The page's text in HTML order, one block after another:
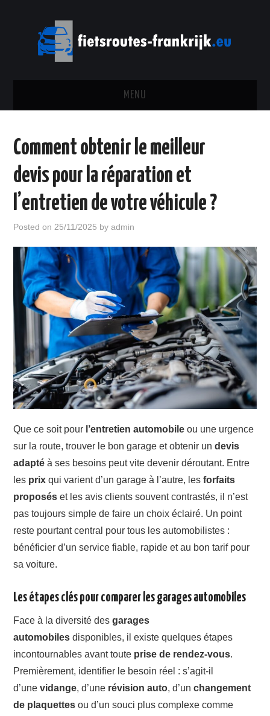
MENU
TOURNOIS
PILOTES
Comment obtenir le meilleur
devis pour la réparation et
l’entretien de votre véhicule ?
Posted on25/11/2025 byadmin
Que ce soit pour l’entretien automobile ou une urgence
sur la route, trouver le bon garage et obtenir undevis
adapté à ses besoins peut vite devenir déroutant. Entre
les prix qui varient d’un garage à l’autre, lesforfaits
proposés et les avis clients souvent contrastés, il n’est
pas toujours simple de faire un choix éclairé. Un point
reste pourtant central pour tous les automobilistes :
bénéficier d’un service fiable, rapide et au bon tarif pour
sa voiture.
Les étapes clés pour comparer les garages automobiles
Face à la diversité desgarages
automobiles disponibles, il existe quelques étapes
incontournables avant toute prise de rendez-vous.
Premièrement, identifier le besoin réel : s’agit-il
d’unevidange, d’une révision auto, d’unchangement
de plaquettes ou d’un souci plus complexe comme